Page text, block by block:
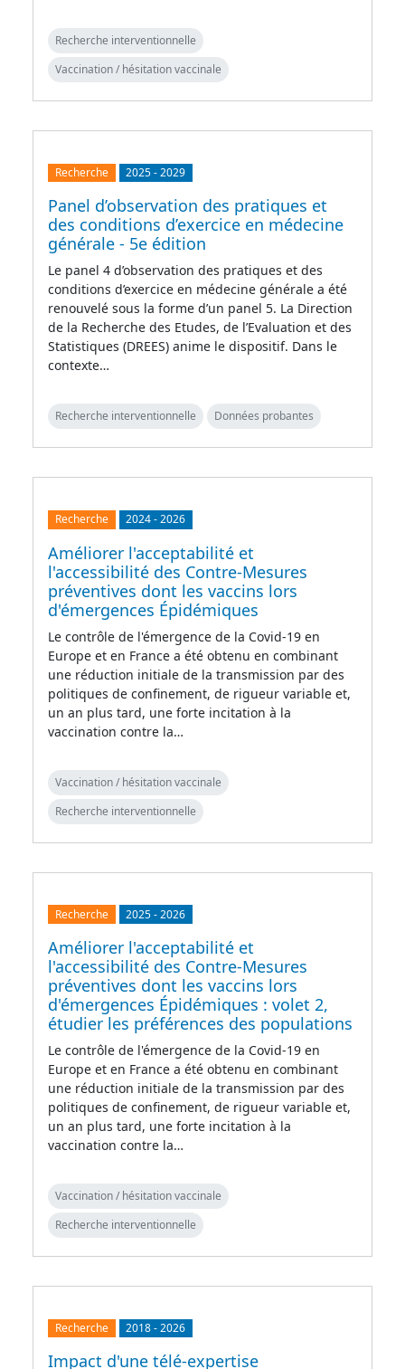
Recherche interventionnelle
Vaccination / hésitation vaccinale
Recherche 2025-2029
Panel d’observation des pratiques et
des conditions d’exercice en médecine
générale - 5e édition
Le panel 4 d’observation des pratiques et des
conditions d’exercice en médecine générale a été
renouvelé sous la forme d’un panel 5. La Direction
de la Recherche des Etudes, de l’Evaluation et des
Statistiques (DREES) anime le dispositif. Dans le
contexte…
Recherche interventionnelle Données probantes
Recherche 2024-2026
Améliorer l'acceptabilité et
l'accessibilité des Contre-Mesures
préventives dont les vaccins lors
d'émergences Épidémiques
Le contrôle de l'émergence de la Covid-19 en
Europe et en France a été obtenu en combinant
une réduction initiale de la transmission par des
politiques de confinement, de rigueur variable et,
un an plus tard, une forte incitation à la
vaccination contre la…
Vaccination / hésitation vaccinale
Recherche interventionnelle
Recherche 2025-2026
Améliorer l'acceptabilité et
l'accessibilité des Contre-Mesures
préventives dont les vaccins lors
d'émergences Épidémiques : volet 2,
étudier les préférences des populations
Le contrôle de l'émergence de la Covid-19 en
Europe et en France a été obtenu en combinant
une réduction initiale de la transmission par des
politiques de confinement, de rigueur variable et,
un an plus tard, une forte incitation à la
vaccination contre la…
Vaccination / hésitation vaccinale
Recherche interventionnelle
Recherche 2018-2026
Impact d'une télé-expertise